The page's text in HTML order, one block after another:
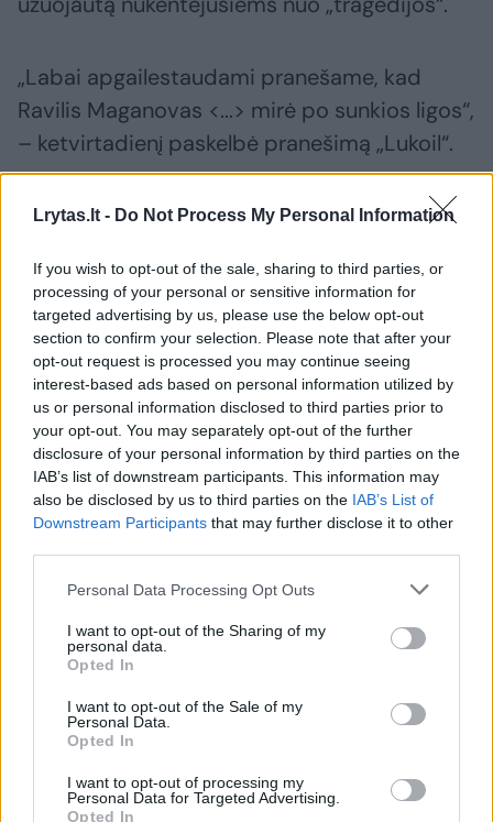
Lrytas.lt - Do Not Process My Personal Information
If you wish to opt-out of the sale, sharing to third parties, or
processing of your personal or sensitive information for
targeted advertising by us, please use the below opt-out
section to confirm your selection. Please note that after your
opt-out request is processed you may continue seeing
interest-based ads based on personal information utilized by
us or personal information disclosed to third parties prior to
your opt-out. You may separately opt-out of the further
disclosure of your personal information by third parties on the
IAB’s list of downstream participants. This information may
also be disclosed by us to third parties on the IAB’s List of
Downstream Participants that may further disclose it to other
Personal Data Processing Opt Outs
I want to opt-out of the Sharing of my
personal data.
Opted In
I want to opt-out of the Sale of my
Personal Data.
Opted In
I want to opt-out of processing my
Personal Data for Targeted Advertising.
Opted In
„Labai apgailestaudami pranešame, kad
Ravilis Maganovas <...> mirė po sunkios ligos“,
– ketvirtadienį paskelbė pranešimą „Lukoil“.
M. Chodorkovskis, G.
Kasparovas ragina neįvesti
Kelios Rusijos žiniasklaidos priemonės
iškritęs pro langą Maskvos ligoninėje, kuri